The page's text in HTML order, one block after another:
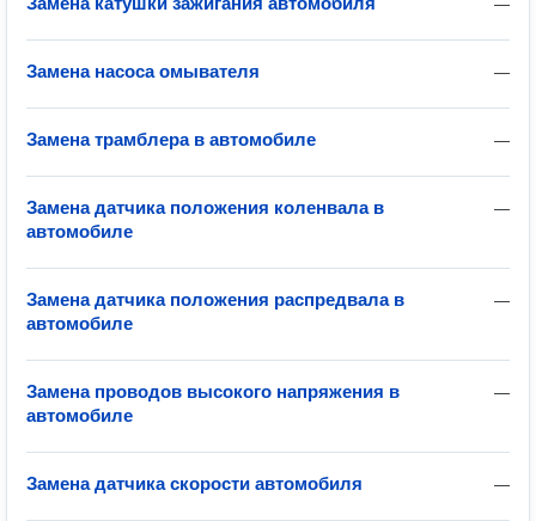
—
—
Замена насоса омывателя
—
Замена трамблера в автомобиле
—
Замена датчика положения коленвала в
автомобиле
—
Замена датчика положения распредвала в
автомобиле
—
Замена проводов высокого напряжения в
автомобиле
—
Замена датчика скорости автомобиля